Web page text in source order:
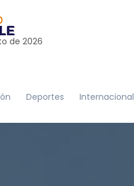
de 2026
Deportes Internacional